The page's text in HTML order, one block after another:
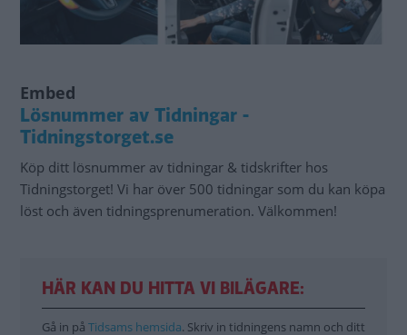
Embed
Lösnummer av Tidningar -
Tidningstorget.se
Köp ditt lösnummer av tidningar & tidskrifter hos
Tidningstorget! Vi har över 500 tidningar som du kan köpa
löst och även tidningsprenumeration. Välkommen!
HÄR KAN DU HITTA VI BILÄGARE:
Gå in på Tidsams hemsida. Skriv in tidningens namn och ditt